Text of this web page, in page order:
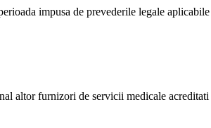
impusa de prevederile legale
altor furnizori de servicii medicale